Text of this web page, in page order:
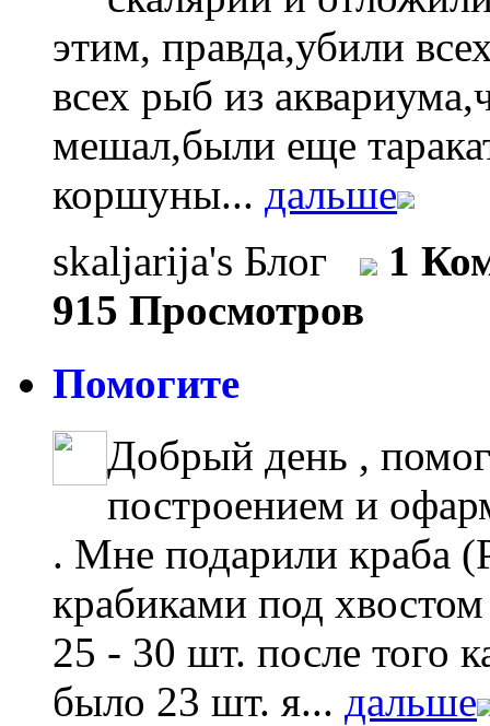
этим, правда,убили
всех рыб из
мешал,были еще
коршуны... дальше
skaljarija's Блог
1
915 Просмотров
Помогите
Добрый день ,
построением и
. Мне подарили краба
крабиками под
25 - 30 шт. после того
было 23 шт. я... дальше